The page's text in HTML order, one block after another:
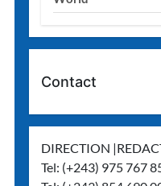
Contact
DIRECTION
Tel: (+243) 975 767